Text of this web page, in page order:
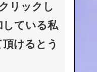
リックし
している私
けるとう